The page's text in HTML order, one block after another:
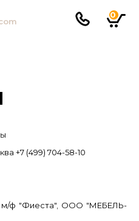
0
+7 (499) 704-58-10
м/ф "Фиеста", ООО "МЕБЕЛЬ-